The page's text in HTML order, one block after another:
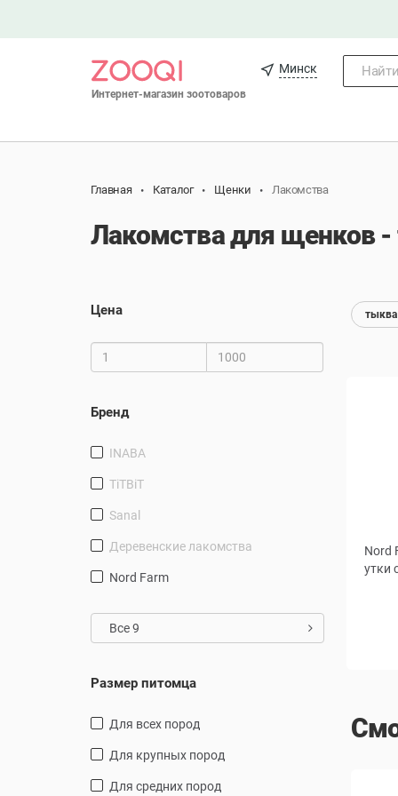
Интернет-магазин зоотоваров
Минск
Главная Каталог Щенки Лакомства
Лакомства для щенков
Цена
Бренд
INABA
TiTBiT
Sanal
Деревенские лакомства
Nord Farm
Все 9
Размер питомца
для всех пород
для крупных пород
для средних пород
тыква
Nord
утки
СКИДКА